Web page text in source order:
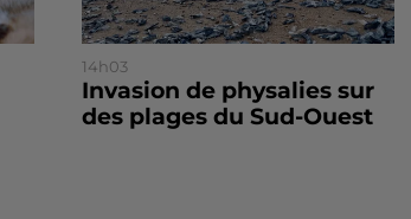
14h03
Invasion de physalies sur
des plages du Sud-Ouest